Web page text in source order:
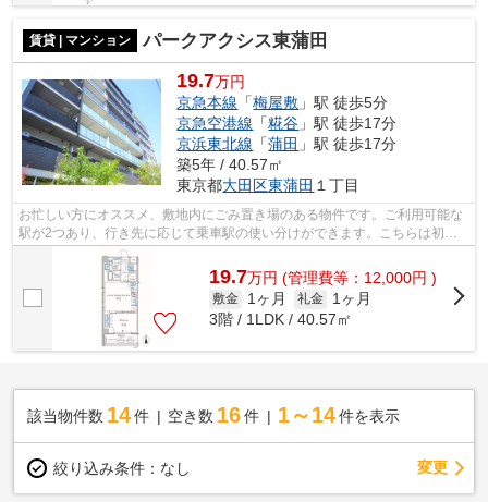
賃貸 | マンション パークアクシス東蒲田
19.7万円
京急本線 「梅屋敷 」駅 徒歩5分
京急空港線 「糀谷 」駅 徒歩17分
京浜東北線 「蒲田 」駅 徒歩17分
築5年 / 40.57㎡
東京都大田区東蒲田 １丁目
お忙しい方にオススメ、敷地内にごみ置き場のある物件です。ご利用可能な
駅が2つあり、行き先に応じて乗車駅の使い分けができます。こちらは初期
費用をカードでお支払いいただけるマン...
19.7万円 (管理費等：12,000円 )
敷金 1ヶ月 礼金
1ヶ月
3階 / 1LDK / 40.57㎡
該当物件数 14件 空き数 16 件 1～14 件を表示
絞り込み条件： なし 変更